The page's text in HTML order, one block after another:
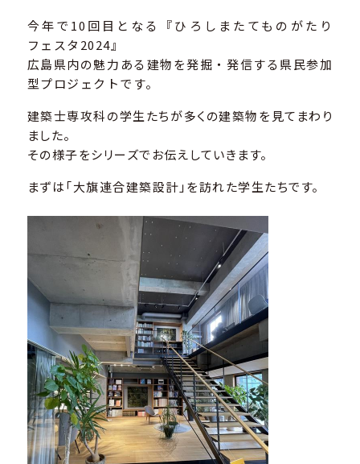
今年で10回目となる『ひろしまたてものがたり
フェスタ2024』
広島県内の魅力ある建物を発掘・発信する県民参加
型プロジェクトです。
建築士専攻科の学生たちが多くの建築物を見てまわり
ました。
その様子をシリーズでお伝えしていきます。
まずは「大旗連合建築設計」を訪れた学生たちです。